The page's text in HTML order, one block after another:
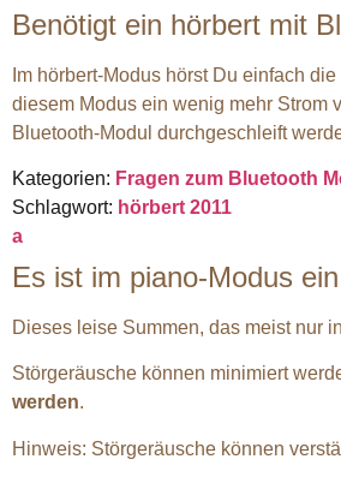
Benötigt ein hörbert mit
Im hörbert-Modus hörst Du einfach
diesem Modus ein wenig mehr Strom
Bluetooth-Modul durchgeschleift
Kategorien: Fragen zum Bluetooth
Schlagwort: hörbert 2011
a
Es ist im piano-Modus
Dieses leise Summen, das meist nur
Störgeräusche können minimiert
werden.
Hinweis: Störgeräusche können